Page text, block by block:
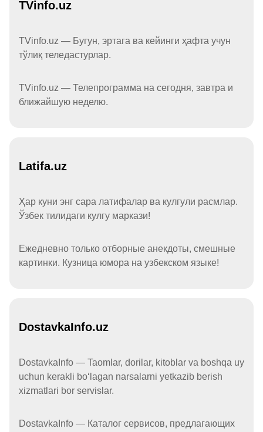
TVinfo.uz
TVinfo.uz — Бугун, эртага ва кейинги ҳафта учун
тўлиқ теледастурлар.
TVinfo.uz — Телепрограмма на сегодня, завтра и
ближайшую неделю.
Latifa.uz
Ҳар куни энг сара латифалар ва кулгули расмлар.
Ўзбек тилидаги кулгу маркази!
Ежедневно только отборные анекдоты, смешные
картинки. Кузница юмора на узбекском языке!
DostavkaInfo.uz
DostavkaInfo — Taomlar, dorilar, kitoblar va boshqa uy
uchun kerakli boʻlagan narsalarni yetkazib berish
xizmatlari bor servislar.
DostavkaInfo — Каталог сервисов, предлагающих